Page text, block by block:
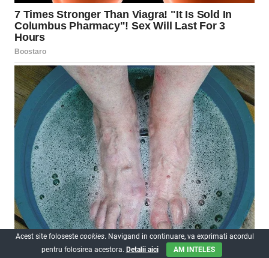
Acest site foloseste cookies. Navigand in continuare, va exprimati acordul
pentru folosirea acestora. Detalii aici AM INTELES